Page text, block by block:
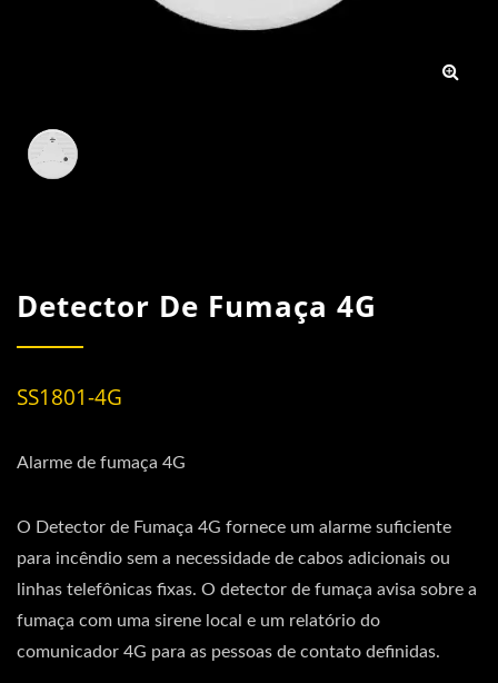
Detector De Fumaça 4G
SS1801-4G
Alarme de fumaça 4G
O Detector de Fumaça 4G fornece um alarme suficiente
para incêndio sem a necessidade de cabos adicionais ou
linhas telefônicas fixas. O detector de fumaça avisa sobre a
fumaça com uma sirene local e um relatório do
comunicador 4G para as pessoas de contato definidas.